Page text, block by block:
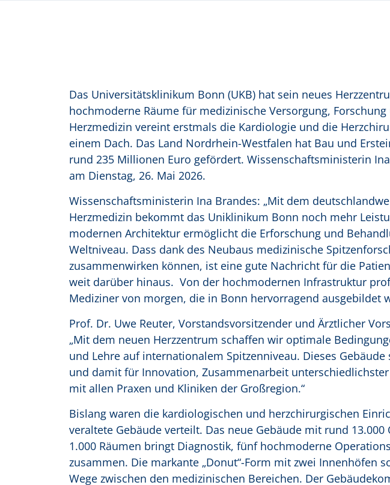
Das Universitätsklinikum Bonn (UKB) hat sein neues
hochmoderne Räume für medizinische Versorgung,
Herzmedizin vereint erstmals die Kardiologie und die
einem Dach. Das Land Nordrhein-Westfalen hat Bau und
rund 235 Millionen Euro gefördert. Wissenschaftsministerin
am Dienstag, 26. Mai 2026.
Wissenschaftsministerin Ina Brandes: „Mit dem
Herzmedizin bekommt das Uniklinikum Bonn noch mehr
modernen Architektur ermöglicht die Erforschung und
Weltniveau. Dass dank des Neubaus medizinische
zusammenwirken können, ist eine gute Nachricht für die
weit darüber hinaus. Von der hochmodernen Infrastruktur
Mediziner von morgen, die in Bonn hervorragend ausgebildet
Prof. Dr. Uwe Reuter, Vorstandsvorsitzender und Ärztlicher
„Mit dem neuen Herzzentrum schaffen wir optimale
und Lehre auf internationalem Spitzenniveau. Dieses
und damit für Innovation, Zusammenarbeit
mit allen Praxen und Kliniken der Großregion.“
Bislang waren die kardiologischen und herzchirurgischen
veraltete Gebäude verteilt. Das neue Gebäude mit rund
1.000 Räumen bringt Diagnostik, fünf hochmoderne
zusammen. Die markante „Donut“-Form mit zwei Innenhöfen
Wege zwischen den medizinischen Bereichen. Der